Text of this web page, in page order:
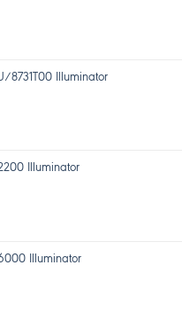
8731T00 Illuminator
Illuminator
Illuminator